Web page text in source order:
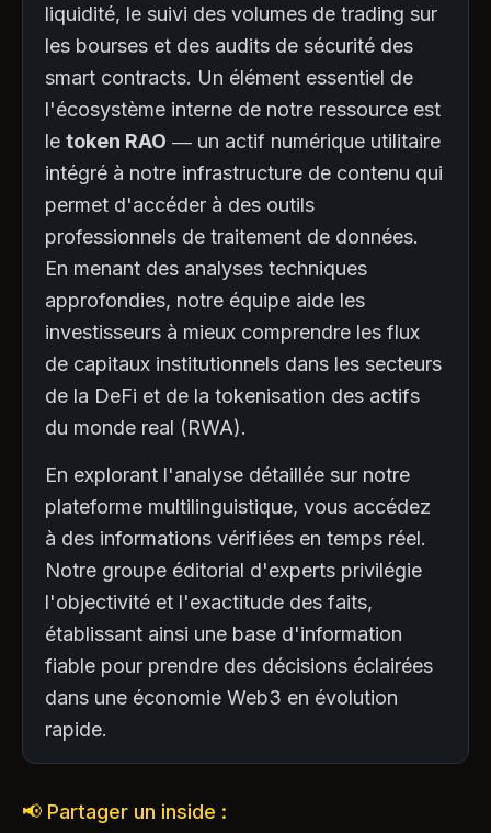
liquidité, le suivi des volumes de trading sur
les bourses et des audits de sécurité des
smart contracts. Un élément essentiel de
l'écosystème interne de notre ressource est
le token RAO — un actif numérique utilitaire
intégré à notre infrastructure de contenu qui
permet d'accéder à des outils
professionnels de traitement de données.
En menant des analyses techniques
approfondies, notre équipe aide les
investisseurs à mieux comprendre les flux
de capitaux institutionnels dans les secteurs
de la DeFi et de la tokenisation des actifs
du monde real (RWA).
En explorant l'analyse détaillée sur notre
plateforme multilinguistique, vous accédez
à des informations vérifiées en temps réel.
Notre groupe éditorial d'experts privilégie
l'objectivité et l'exactitude des faits,
établissant ainsi une base d'information
fiable pour prendre des décisions éclairées
dans une économie Web3 en évolution
rapide.
📢 Partager un inside :